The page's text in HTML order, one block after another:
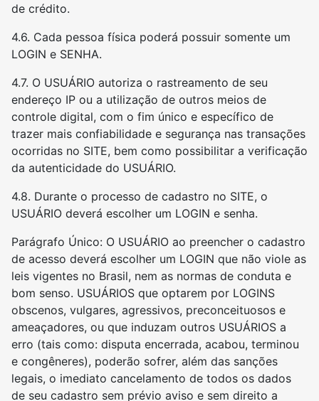
de crédito.
4.6. Cada pessoa física poderá possuir somente um
LOGIN e SENHA.
4.7. O USUÁRIO autoriza o rastreamento de seu
endereço IP ou a utilização de outros meios de
controle digital, com o fim único e específico de
trazer mais confiabilidade e segurança nas transações
ocorridas no SITE, bem como possibilitar a verificação
da autenticidade do USUÁRIO.
4.8. Durante o processo de cadastro no SITE, o
USUÁRIO deverá escolher um LOGIN e senha.
Parágrafo Único: O USUÁRIO ao preencher o cadastro
de acesso deverá escolher um LOGIN que não viole as
leis vigentes no Brasil, nem as normas de conduta e
bom senso. USUÁRIOS que optarem por LOGINS
obscenos, vulgares, agressivos, preconceituosos e
ameaçadores, ou que induzam outros USUÁRIOS a
erro (tais como: disputa encerrada, acabou, terminou
e congêneres), poderão sofrer, além das sanções
legais, o imediato cancelamento de todos os dados
de seu cadastro sem prévio aviso e sem direito a